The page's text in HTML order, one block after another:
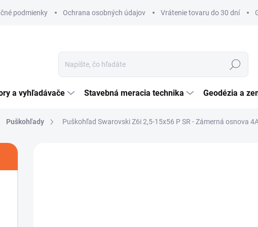
podmienky Ochrana osobných údajov Vrátenie tovaru do 30 dní
Hľadať
a vyhľadávače Stavebná meracia technika Geodézia a
Puškohľady Puškohľad Swarovski Z6i 2,5-15x56 P SR - Zámerná osnova